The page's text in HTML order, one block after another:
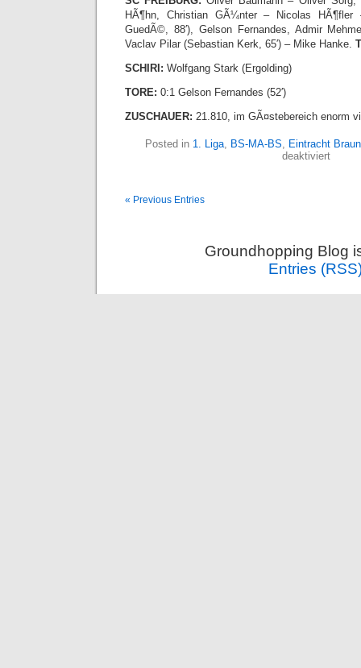
HÃ¶hn, Christian GÃ¼nter – Nicolas HÃ¶fler
GuedÃ©, 88′), Gelson Fernandes, Admir
Vaclav Pilar (Sebastian Kerk, 65′) – Mike Hanke.
SCHIRI: Wolfgang Stark (Ergolding)
TORE: 0:1 Gelson Fernandes (52′)
ZUSCHAUER: 21.810, im GÃ¤stebereich enorm
Posted in 1. Liga, BS-MA-BS, Eintracht
deaktiviertfür
« Previous Entries
Groundhopping Blog
Entries